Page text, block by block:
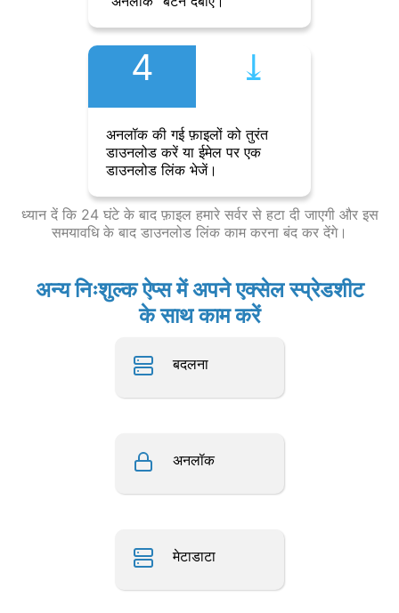
4 ⤓︎
अनलॉक की गई फ़ाइलों को तुरंत
डाउनलोड करें या ईमेल पर एक
डाउनलोड लिंक भेजें।
ध्यान दें कि 24 घंटे के बाद फ़ाइल हमारे सर्वर से हटा दी जाएगी और इस
समयावधि के बाद डाउनलोड लिंक काम करना बंद कर देंगे।
अन्य निःशुल्क ऐप्स में अपने एक्सेल स्प्रेडशीट
के साथ काम करें
बदलना
अनलॉक
मेटाडाटा